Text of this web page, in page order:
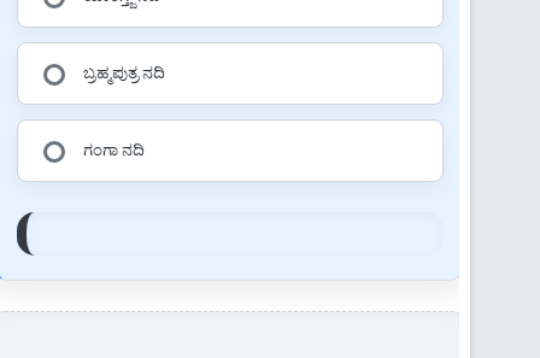
ಬ್ರಹ್ಮಪುತ್ರ ನದಿ
ಗಂಗಾ ನದಿ